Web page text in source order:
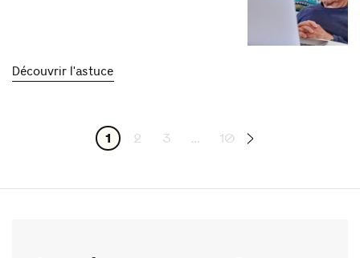
Découvrir l'astuce
1 2 3 … 10